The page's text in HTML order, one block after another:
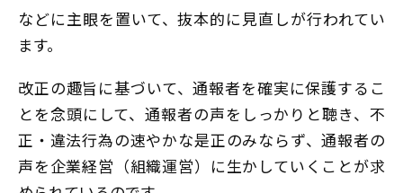
などに主眼を置いて、抜本的に見直しが行われてい
ます。
改正の趣旨に基づいて、通報者を確実に保護するこ
とを念頭にして、通報者の声をしっかりと聴き、不
正・違法行為の速やかな是正のみならず、通報者の
声を企業経営（組織運営）に生かしていくことが求